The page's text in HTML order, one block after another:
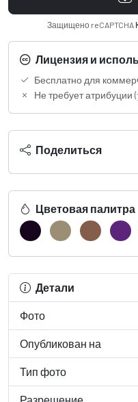
Защищено reCAPTCHA
Лицензия и
Бесплатно для
Не требует атрибуции
Поделиться
Цветовая палитра
Детали
Фото
Опубликован на
Тип фото